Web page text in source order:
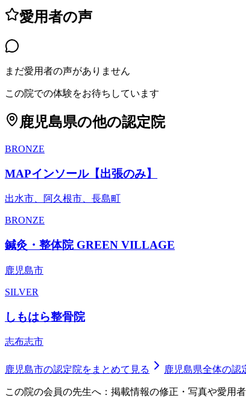
愛用者の声
まだ愛用者の声がありません
この院での体験をお待ちしています
鹿児島県の他の認定院
BRONZE
MAPインソール【出張のみ】
出水市、阿久根市、長島町
BRONZE
鍼灸・整体院 GREEN VILLAGE
鹿児島市
SILVER
しもはら整骨院
志布志市
鹿児島市の認定院をまとめて見る 鹿児島県全体の認
この院の会員の先生へ：掲載情報の修正・写真や愛用